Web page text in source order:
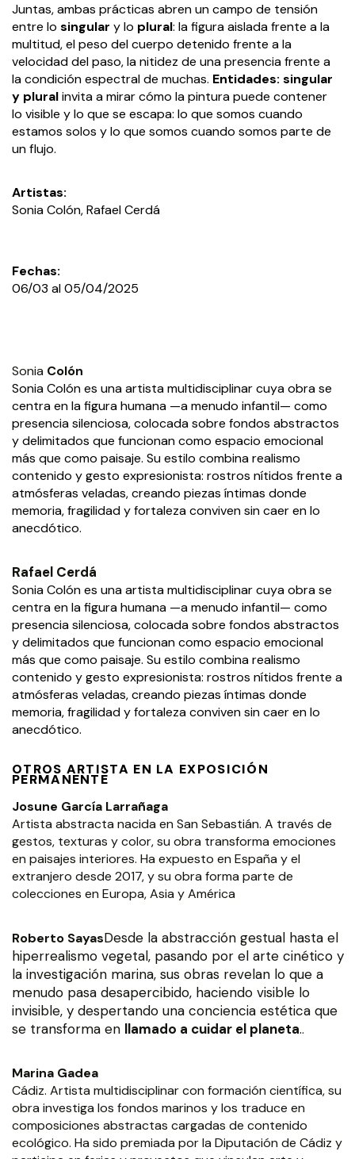
Juntas, ambas prácticas abren un campo de tensión
entre lo singular y lo plural: la figura aislada frente a la
multitud, el peso del cuerpo detenido frente a la
velocidad del paso, la nitidez de una presencia frente a
la condición espectral de muchas. Entidades: singular
y pluralinvita a mirar cómo la pintura puede contener
lo visible y lo que se escapa: lo que somos cuando
estamos solos y lo que somos cuando somos parte de
un flujo.
Artistas:
Sonia Colón, Rafael Cerdá
Fechas:
06/03 al 05/04/2025
Sonia Colón
Sonia Colón es una artista multidisciplinar cuya obra se
centra en la figura humana —a menudo infantil— como
presencia silenciosa, colocada sobre fondos abstractos
y delimitados que funcionan como espacio emocional
más que como paisaje. Su estilo combina realismo
contenido y gesto expresionista: rostros nítidos frente a
atmósferas veladas, creando piezas íntimas donde
memoria, fragilidad y fortaleza conviven sin caer en lo
anecdótico.
Rafael Cerdá
Sonia Colón es una artista multidisciplinar cuya obra se
centra en la figura humana —a menudo infantil— como
presencia silenciosa, colocada sobre fondos abstractos
y delimitados que funcionan como espacio emocional
más que como paisaje. Su estilo combina realismo
contenido y gesto expresionista: rostros nítidos frente a
atmósferas veladas, creando piezas íntimas donde
memoria, fragilidad y fortaleza conviven sin caer en lo
anecdótico.
OTROS ARTISTA EN LA EXPOSICIÓN
PERMANENTE
Josune García Larrañaga
Artista abstracta nacida en San Sebastián. A través de
gestos, texturas y color, su obra transforma emociones
en paisajes interiores. Ha expuesto en España y el
extranjero desde 2017, y su obra forma parte de
colecciones en Europa, Asia y América
Roberto SayasDesde la abstracción gestual hasta el
hiperrealismo vegetal, pasando por el arte cinético y
la investigación marina, sus obras revelan lo que a
menudo pasa desapercibido, haciendo visible lo
invisible, y despertando una conciencia estética que
se transforma en llamado a cuidar el planeta..
Marina Gadea
Cádiz. Artista multidisciplinar con formación científica, su
obra investiga los fondos marinos y los traduce en
composiciones abstractas cargadas de contenido
ecológico. Ha sido premiada por la Diputación de Cádiz y